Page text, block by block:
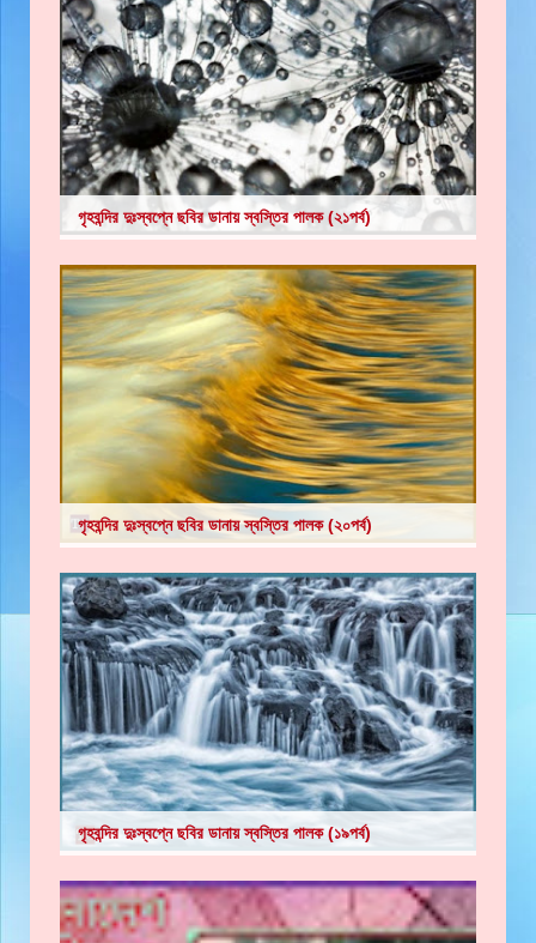
গৃহবন্দির দুঃস্বপ্নে ছবির ডানায় স্বস্তির পালক (২১পর্ব)
গৃহবন্দির দুঃস্বপ্নে ছবির ডানায় স্বস্তির পালক (২০পর্ব)
গৃহবন্দির দুঃস্বপ্নে ছবির ডানায় স্বস্তির পালক (১৯পর্ব)